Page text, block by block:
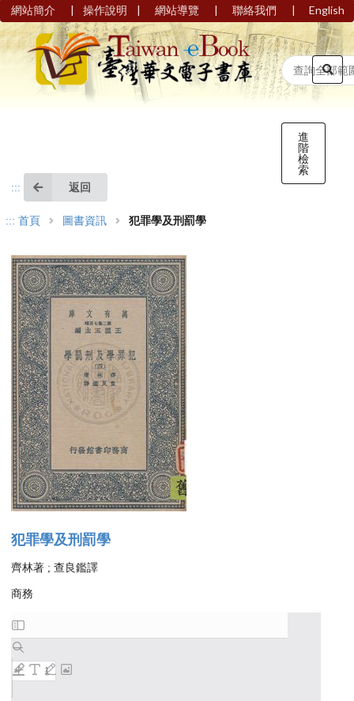
網站簡介 | 操作說明 | 網站導覽 | 聯絡我們 | English
進
階
檢
索
::: 返回
::: 首頁 圖書資訊 犯罪學及刑罰學
犯罪學及刑罰學
齊林著 ; 查良鑑譯
商務